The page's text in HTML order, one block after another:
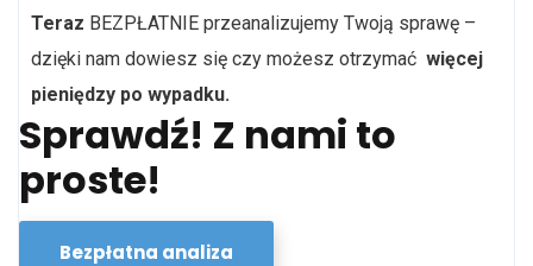
Teraz BEZPŁATNIE przeanalizujemy Twoją sprawę –
dzięki nam dowiesz się czy możesz otrzymać więcej
pieniędzy po wypadku.
Sprawdź! Z nami to
proste!
Bezpłatna analiza